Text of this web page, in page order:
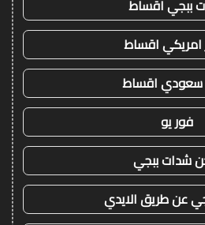
ببجي اقساط
امريكي اقساط
سعودي اقساط
فور يو
شدات ببجي
عن طريق الايدي